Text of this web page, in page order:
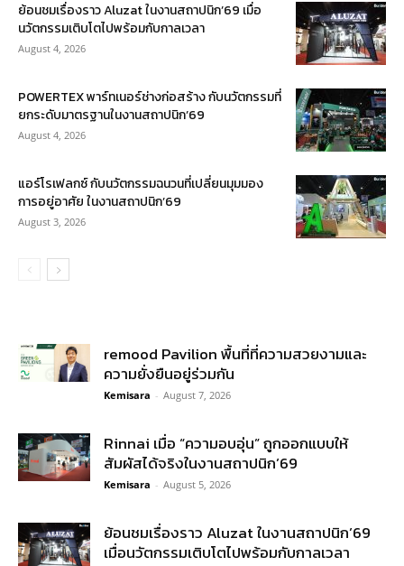
ย้อนชมเรื่องราว Aluzat ในงานสถาปนิก’69 เมื่อ
นวัตกรรมเติบโตไปพร้อมกับกาลเวลา
August 4, 2026
POWERTEX พาร์ทเนอร์ช่างก่อสร้าง กับนวัตกรรมที่
ยกระดับมาตรฐานในงานสถาปนิก’69
August 4, 2026
แอร์โรเฟลกซ์ กับนวัตกรรมฉนวนที่เปลี่ยนมุมมอง
การอยู่อาศัย ในงานสถาปนิก’69
August 3, 2026
remood Pavilion พื้นที่ที่ความสวยงามและ
ความยั่งยืนอยู่ร่วมกัน
Kemisara - August 7, 2026
Rinnai เมื่อ “ความอบอุ่น” ถูกออกแบบให้
สัมผัสได้จริงในงานสถาปนิก’69
Kemisara - August 5, 2026
ย้อนชมเรื่องราว Aluzat ในงานสถาปนิก’69
เมื่อนวัตกรรมเติบโตไปพร้อมกับกาลเวลา